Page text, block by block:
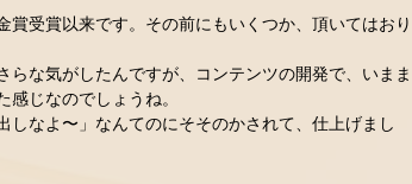
賞受賞以来です。その前にもいくつか、頂いてはおり
らな気がしたんですが、コンテンツの開発で、いまま
感じなのでしょうね。
しなよ〜」なんてのにそそのかされて、仕上げまし